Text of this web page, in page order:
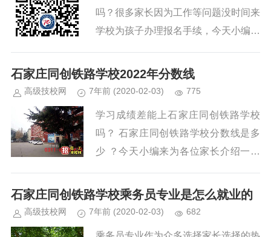
吗？很多家长因为工作等问题没时间来
学校为孩子办理报名手续，今天小编就
学校如何在线办理报名手续。 1、...
石家庄同创铁路学校2022年分数线
高级技校网 7年前 (2020-02-03) 775
学习成绩差能上石家庄同创铁路学校
吗？ 石家庄同创铁路学校分数线是多
少 ？今天小编来为各位家长介绍一下
及 铁路学校招生要求 有哪些。 石...
石家庄同创铁路学校乘务员专业是怎么就业的
高级技校网 7年前 (2020-02-03) 682